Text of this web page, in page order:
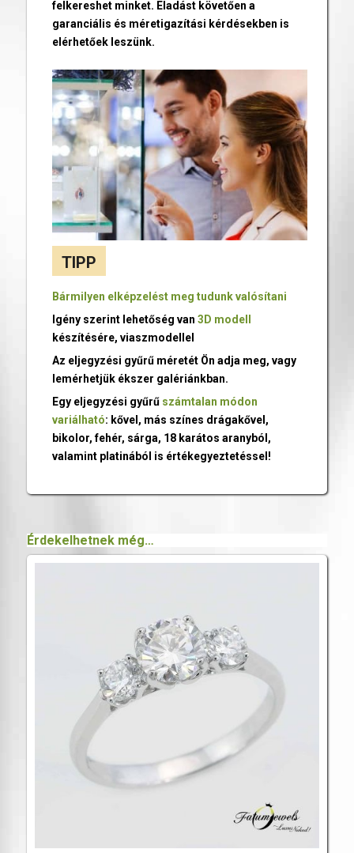
felkereshet minket. Eladást követően a
garanciális és méretigazítási kérdésekben is
elérhetőek leszünk.
TIPP
Bármilyen elképzelést meg tudunk valósítani
Igény szerint lehetőség van 3D modell
készítésére, viaszmodellel
Az eljegyzési gyűrű méretét Ön adja meg, vagy
lemérhetjük ékszer galériánkban.
Egy eljegyzési gyűrű számtalan módon
variálható: kővel, más színes drágakővel,
bikolor, fehér, sárga, 18 karátos aranyból,
valamint platinából is értékegyeztetéssel!
Érdekelhetnek még…